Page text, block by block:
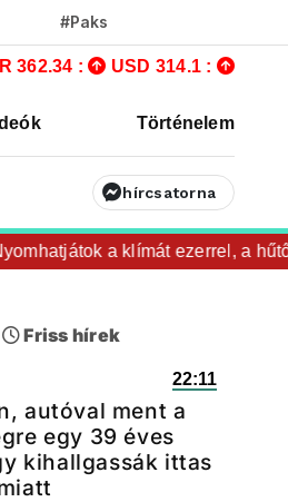
#Paks
362.34 : USD 314.1 :
Történelem
hírcsatorna
a klímát ezerrel, a
Friss hírek
22:11
autóval ment a
egy 39 éves
kihallgassák ittas